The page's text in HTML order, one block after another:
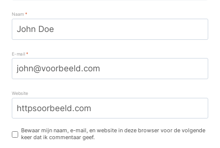
Naam *
E-mail*
Website
Bewaar mijn naam, e-mail, en website in deze browser voor de volgende
keer dat ik commentaar geef.